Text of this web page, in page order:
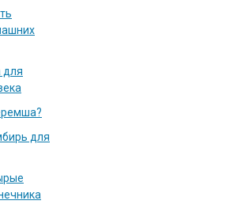
для
для